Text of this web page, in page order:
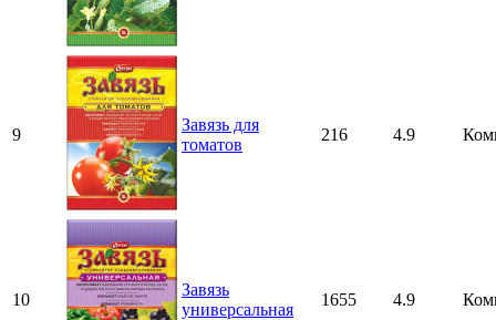
9
Завязь для
томатов
216 4.9
10
Завязь
универсальная
1655 4.9